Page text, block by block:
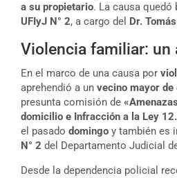
a su propietario. La causa
UFIyJ N° 2, a cargo del Dr.
Violencia familiar: un
En el marco de una causa por
aprehendió a un vecino mayor de
presunta comisión de
domicilio e Infracción a la Ley
el pasado domingo y también es
N° 2 del Departamento Judicial
Desde la dependencia policial